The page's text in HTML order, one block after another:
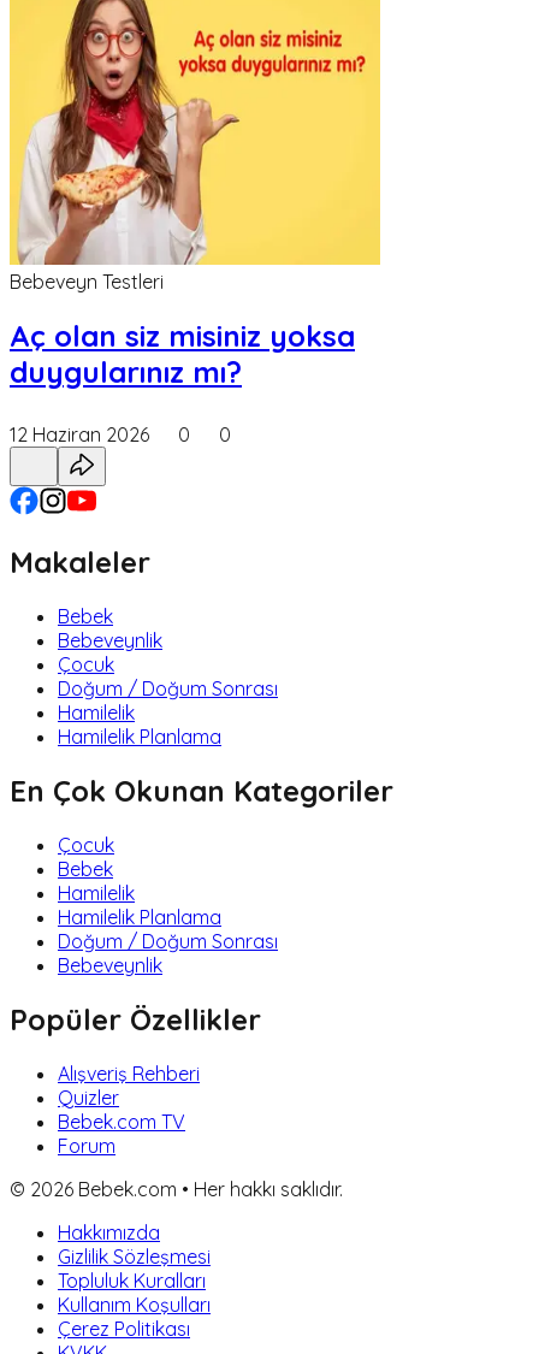
Bebeveyn Testleri
Aç olan siz misiniz yoksa
duygularınız mı?
12 Haziran 2026 0 0
Makaleler
Bebek
Bebeveynlik
Çocuk
Doğum / Doğum Sonrası
Hamilelik
Hamilelik Planlama
En Çok Okunan Kategoriler
Çocuk
Bebek
Hamilelik
Hamilelik Planlama
Doğum / Doğum Sonrası
Bebeveynlik
Popüler Özellikler
Alışveriş Rehberi
Quizler
Bebek.com TV
Forum
© 2026 Bebek.com • Her hakkı saklıdır.
Hakkımızda
Gizlilik Sözleşmesi
Topluluk Kuralları
Kullanım Koşulları
Çerez Politikası